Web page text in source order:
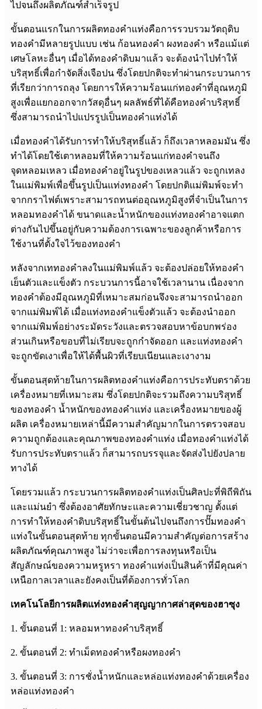
ไปจนถึงผลิตภัณฑ์สำเร็จรูป
ขั้นตอนแรกในการผลิตทองคำแท่งคือการรวบรวมวัตถุดิบ
ทองคำมีหลายรูปแบบ เช่น ก้อนทองคำ ผงทองคำ หรือแม้แต่
เศษโลหะอื่นๆ เมื่อได้ทองคำดิบมาแล้ว จะต้องนำไปทำให้
บริสุทธิ์เพื่อกำจัดสิ่งเจือปน ซึ่งโดยปกติจะทำผ่านกระบวนการ
ที่เรียกว่าการถลุง โดยการให้ความร้อนแก่ทองคำที่อุณหภูมิ
สูงเพื่อแยกออกจากวัสดุอื่นๆ ผลลัพธ์ที่ได้คือทองคำบริสุทธิ์
ซึ่งสามารถนำไปแปรรูปเป็นทองคำแท่งได้
เมื่อทองคำได้รับการทำให้บริสุทธิ์แล้ว ก็ถึงเวลาหลอมมัน ซึ่ง
ทำได้โดยใช้เตาหลอมที่ให้ความร้อนแก่ทองคำจนถึง
จุดหลอมเหลว เมื่อทองคำอยู่ในรูปของเหลวแล้ว จะถูกเทลง
ในแม่พิมพ์เพื่อขึ้นรูปเป็นแท่งทองคำ โดยปกติแม่พิมพ์จะทำ
จากกราไฟต์เพราะสามารถทนต่ออุณหภูมิสูงที่จำเป็นในการ
หลอมทองคำได้ ขนาดและน้ำหนักของแท่งทองคำอาจแตก
ต่างกันไปขึ้นอยู่กับความต้องการเฉพาะของลูกค้าหรือการ
ใช้งานที่ตั้งใจไว้ของทองคำ
หลังจากเททองคำลงในแม่พิมพ์แล้ว จะต้องปล่อยให้ทองคำ
เย็นตัวและแข็งตัว กระบวนการนี้อาจใช้เวลานาน เนื่องจาก
ทองคำต้องมีอุณหภูมิที่เหมาะสมก่อนจึงจะสามารถนำออก
จากแม่พิมพ์ได้ เมื่อแท่งทองคำแข็งตัวแล้ว จะต้องนำออก
จากแม่พิมพ์อย่างระมัดระวังและตรวจสอบหาข้อบกพร่อง
ส่วนเกินหรือขอบที่ไม่เรียบจะถูกกำจัดออก และแท่งทองคำ
จะถูกขัดเงาเพื่อให้ได้พื้นผิวที่เรียบเนียนและเงางาม
ขั้นตอนสุดท้ายในการผลิตทองคำแท่งคือการประทับตราด้วย
เครื่องหมายที่เหมาะสม ซึ่งโดยปกติจะรวมถึงความบริสุทธิ์
ของทองคำ น้ำหนักของทองคำแท่ง และเครื่องหมายของผู้
ผลิต เครื่องหมายเหล่านี้มีความสำคัญมากในการตรวจสอบ
ความถูกต้องและคุณภาพของทองคำแท่ง เมื่อทองคำแท่งได้
รับการประทับตราแล้ว ก็สามารถบรรจุและจัดส่งไปยังปลาย
ทางได้
โดยรวมแล้ว กระบวนการผลิตทองคำแท่งเป็นศิลปะที่พิถีพิถัน
และแม่นยำ ซึ่งต้องอาศัยทักษะและความเชี่ยวชาญ ตั้งแต่
การทำให้ทองคำดิบบริสุทธิ์ในขั้นต้นไปจนถึงการปั๊มทองคำ
แท่งในขั้นตอนสุดท้าย ทุกขั้นตอนมีความสำคัญต่อการสร้าง
ผลิตภัณฑ์คุณภาพสูง ไม่ว่าจะเพื่อการลงทุนหรือเป็น
สัญลักษณ์ของความหรูหรา ทองคำแท่งเป็นสินค้าที่มีคุณค่า
เหนือกาลเวลาและยังคงเป็นที่ต้องการทั่วโลก
เทคโนโลยีการผลิตแท่งทองคำสุญญากาศล่าสุดของฮาซุง
1. ขั้นตอนที่ 1: หลอมหาทองคำบริสุทธิ์
2. ขั้นตอนที่ 2: ทำเม็ดทองคำหรือผงทองคำ
3. ขั้นตอนที่ 3: การชั่งน้ำหนักและหล่อแท่งทองคำด้วยเครื่อง
หล่อแท่งทองคำ